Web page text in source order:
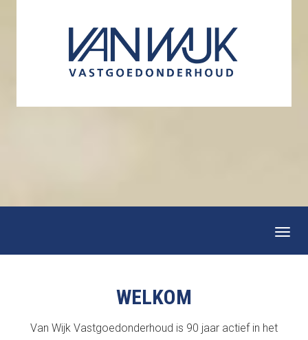
WELKOM
Van Wijk Vastgoedonderhoud is 90 jaar actief in het